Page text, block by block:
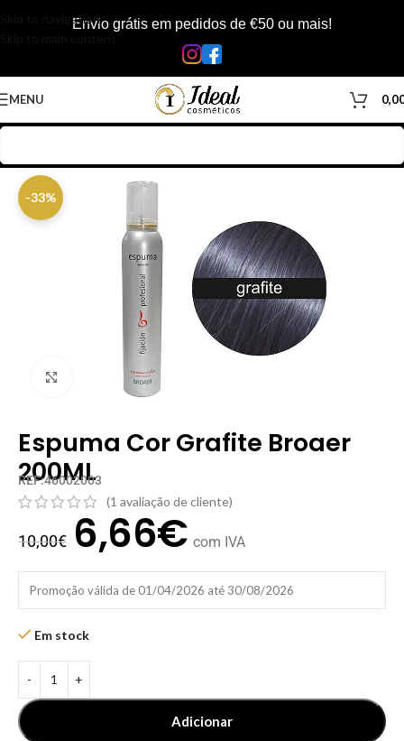
Skip to navigationEnvio grátis em pedidos de €50 ou mais!
MENU
-33%
Clique para ampliar
Espuma Cor Grafite Broaer
200ML
REF:46002003
(1 avaliação de cliente)
10,00€ 6,66€ com IVA
Promoção válida de 01/04/2026 até 30/08/2026
Em stock
Adicionar